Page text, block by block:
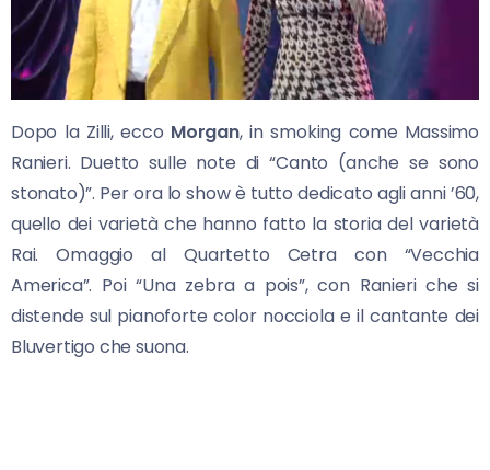
Dopo la Zilli, ecco Morgan, in smoking come Massimo
Ranieri. Duetto sulle note di “Canto (anche se sono
stonato)”. Per ora lo show è tutto dedicato agli anni ’60,
quello dei varietà che hanno fatto la storia del varietà
Rai. Omaggio al Quartetto Cetra con “Vecchia
America”. Poi “Una zebra a pois”, con Ranieri che si
distende sul pianoforte color nocciola e il cantante dei
Bluvertigo che suona.